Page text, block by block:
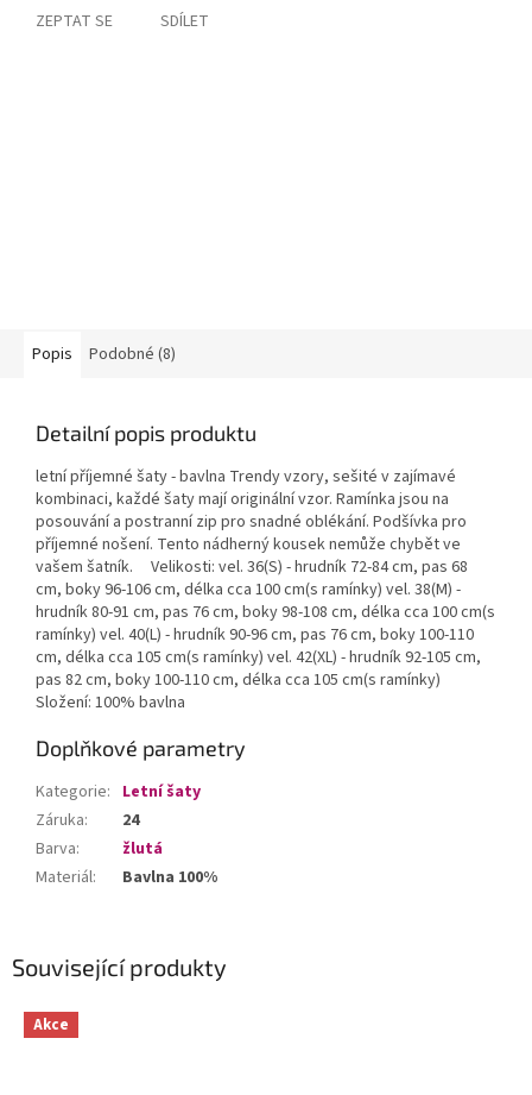
ZEPTAT SE SDÍLET
Související produkty
Akce
Popis Podobné (8)
Detailní popis produktu
letní příjemné šaty - bavlna Trendy vzory, sešité v zajímavé
kombinaci, každé šaty mají originální vzor. Ramínka jsou na
posouvání a postranní zip pro snadné oblékání. Podšívka pro
příjemné nošení. Tento nádherný kousek nemůže chybět ve
vašem šatník. Velikosti: vel. 36(S) - hrudník 72-84 cm, pas 68
cm, boky 96-106 cm, délka cca 100 cm(s ramínky) vel. 38(M) -
hrudník 80-91 cm, pas 76 cm, boky 98-108 cm, délka cca 100 cm(s
ramínky) vel. 40(L) - hrudník 90-96 cm, pas 76 cm, boky 100-110
cm, délka cca 105 cm(s ramínky) vel. 42(XL) - hrudník 92-105 cm,
pas 82 cm, boky 100-110 cm, délka cca 105 cm(s ramínky)
Složení: 100% bavlna
Doplňkové parametry
Kategorie: Letní šaty
Záruka:
24
Barva:
žlutá
Materiál: Bavlna 100%